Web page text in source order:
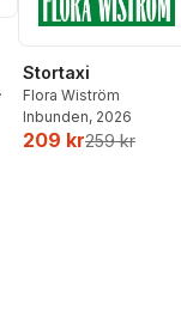
Stortaxi
Flora Wiström
Inbunden, 2026
209 kr259 kr